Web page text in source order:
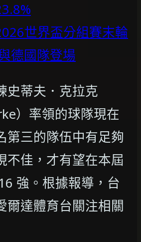
世界盃分組賽末輪
德國隊登場
史蒂夫．克拉克
）率領的球隊現在
第三的隊伍中有足夠
不佳，才有望在本屆
強。根據報導，台
爾達體育台關注相關